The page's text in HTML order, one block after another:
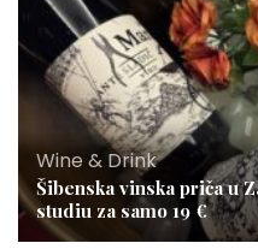
Wine & Drink
Šibenska vinska priča u
studiu za samo 19 €